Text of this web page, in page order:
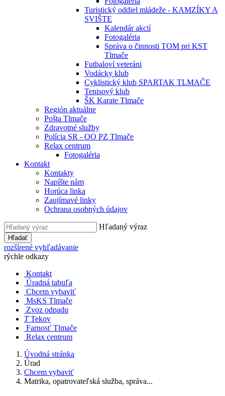
Turistický oddiel mládeže - KAMZÍKY A
SVIŠTE
Kalendár akcií
Fotogaléria
Správa o činnosti TOM pri KST
Tlmače
Futbaloví veteráni
Vodácky klub
Cyklistický klub SPARTAK TLMAČE
Tenisový klub
ŠK Karate Tlmače
Región aktuálne
Pošta Tlmače
Zdravotné služby
Polícia SR - OO PZ Tlmače
Relax centrum
Fotogaléria
Kontakt
Kontakty
Napíšte nám
Horúca linka
Zaujímavé linky
Ochrana osobných údajov
Hľadaný výraz
Hľadať
rozšírené vyhľadávanie
rýchle odkazy
Kontakt
Úradná tabuľa
Chcem vybaviť
MsKS Tlmače
Zvoz odpadu
T Tekov
Farnosť Tlmače
Relax centrum
Úvodná stránka
Úrad
Chcem vybaviť
Matrika, opatrovateľská služba, správa...